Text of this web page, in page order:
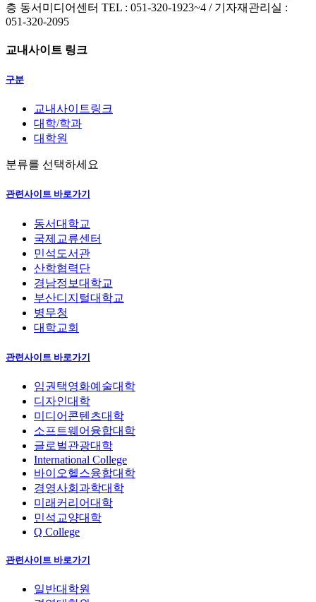
층 동서미디어센터 TEL : 051-320-1923~4 / 기자재관리실 :
051-320-2095
교내사이트 링크
구분
교내사이트링크
대학/학과
대학원
분류를 선택하세요
관련사이트 바로가기
동서대학교
국제교류센터
민석도서관
산학협력단
경남정보대학교
부산디지털대학교
병무청
대학교회
관련사이트 바로가기
임권택영화예술대학
디자인대학
미디어콘텐츠대학
소프트웨어융합대학
글로벌관광대학
International College
바이오헬스융합대학
경영사회과학대학
미래커리어대학
민석교양대학
Q College
관련사이트 바로가기
일반대학원